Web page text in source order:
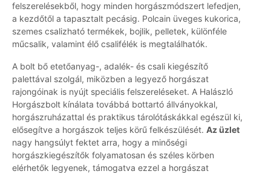
felszerelésekből, hogy minden horgászmódszert lefedjen,
a kezdőtől a tapasztalt pecásig. Polcain üveges kukorica,
szemes csalizható termékek, bojlik, pelletek, különféle
műcsalik, valamint élő csalifélék is megtalálhatók.
A bolt bő etetőanyag-, adalék- és csali kiegészítő
palettával szolgál, miközben a legyező horgászat
rajongóinak is nyújt speciális felszereléseket. A Halászló
Horgászbolt kínálata továbbá bottartó állványokkal,
horgászruházattal és praktikus tárolótáskákkal egészül ki,
elősegítve a horgászok teljes körű felkészülését. Az üzlet
nagy hangsúlyt fektet arra, hogy a minőségi
horgászkiegészítők folyamatosan és széles körben
elérhetők legyenek, támogatva ezzel a horgászat